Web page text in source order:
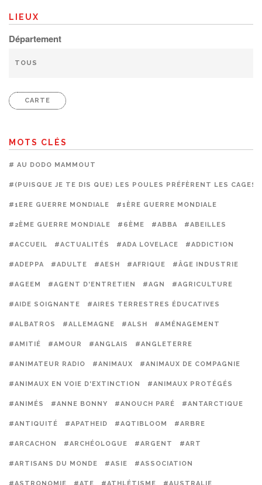
LIEUX
Département
CARTE
MOTS CLÉS
# AU DODO MAMMOUT
#(PUISQUE JE TE DIS QUE) LES POULES PRÉFÈRENT LES CAGES
#1ERE GUERRE MONDIALE #1ÈRE GUERRE MONDIALE
#2ÈME GUERRE MONDIALE #6ÈME #ABBA #ABEILLES
#ACCUEIL #ACTUALITÉS #ADA LOVELACE #ADDICTION
#ADEPPA #ADULTE #AESH #AFRIQUE #ÂGE INDUSTRIE
#AGEEM #AGENT D'ENTRETIEN #AGN #AGRICULTURE
#AIDE SOIGNANTE #AIRES TERRESTRES ÉDUCATIVES
#ALBATROS #ALLEMAGNE #ALSH #AMÉNAGEMENT
#AMITIÉ #AMOUR #ANGLAIS #ANGLETERRE
#ANIMATEUR RADIO #ANIMAUX #ANIMAUX DE COMPAGNIE
#ANIMAUX EN VOIE D'EXTINCTION #ANIMAUX PROTÉGÉS
#ANIMÉS #ANNE BONNY #ANOUCH PARÉ #ANTARCTIQUE
#ANTIQUITÉ #APATHEID #AQTIBLOOM #ARBRE
#ARCACHON #ARCHÉOLOGUE #ARGENT #ART
#ARTISANS DU MONDE #ASIE #ASSOCIATION